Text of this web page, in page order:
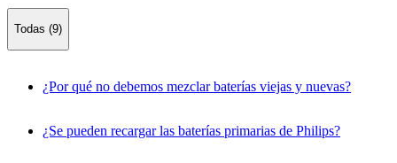
Todas (9)
¿Por qué no debemos mezclar baterías viejas y nuevas?
¿Se pueden recargar las baterías primarias de Philips?